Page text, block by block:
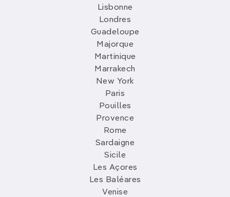
Lisbonne
Londres
Guadeloupe
Majorque
Martinique
Marrakech
New York
Paris
Pouilles
Provence
Rome
Sardaigne
Sicile
Les Açores
Les Baléares
Venise